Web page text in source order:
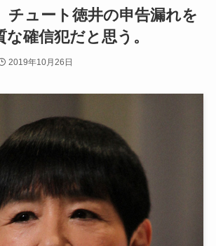
チュート徳井の申告漏れを
確信犯だと思う。
2019年10月26日